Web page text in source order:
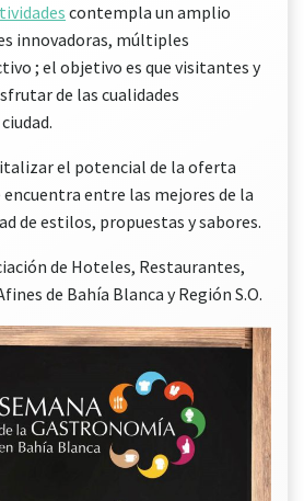
contempla un amplio
innovadoras, múltiples
; el objetivo es que visitantes y
de las cualidades
el potencial de la oferta
entre las mejores de la
de estilos, propuestas y sabores.
de Hoteles, Restaurantes,
de Bahía Blanca y Región S.O.